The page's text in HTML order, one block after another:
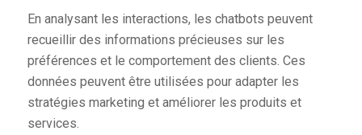
En analysant les interactions, les chatbots peuvent
recueillir des informations précieuses sur les
préférences et le comportement des clients. Ces
données peuvent être utilisées pour adapter les
stratégies marketing et améliorer les produits et
services.